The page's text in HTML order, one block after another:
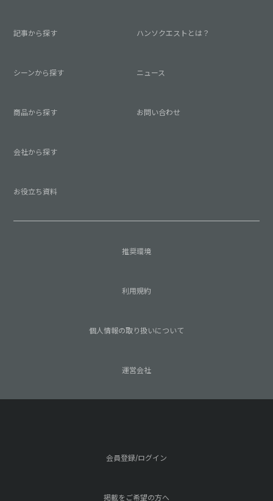
記事から探す
シーンから探す
商品から探す
会社から探す
お役立ち資料
ハンソクエストとは？
ニュース
お問い合わせ
推奨環境
利用規約
個人情報の取り扱いについて
運営会社
会員登録/ログイン
掲載をご希望の方へ